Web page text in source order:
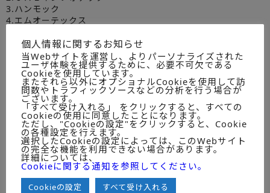
3.ハンモック
4.エムオーテックス
6.蒼天
【ﾊﾞｯｸｱｯﾌﾟ･ｸﾗｽﾀﾘﾝｸﾞパッケージ系ベンダー】
1.シマンテック
2.デル・ソフトウェア
3.オープンテキスト
4.東芝ソリューション
5.ｼｰﾃｨｰｼｰ・ｴｽピー
6.サイオステクノロジー
7.ラネクシー
8.ａｒｃｓｅｒｖｅ Ｊａｐａｎ
9.アクロニス
10.オートノミー
11.ノベル
個人情報に関するお知らせ
当Webサイトを運営し、よりパーソナライズされた
ユーザ体験を提供するために、必要不可欠である
Cookieを使用しています。
またそれら以外にオプショナルCookieを使用して訪
問数やトラフィックソースなどの分析を行う場合が
ございます。
「すべて受け入れる」 をクリックすると、すべての
Cookieの使用に同意したことになります。
ただし、"Cookieの設定"をクリックすると、Cookie
の各種設定を行えます。
選択したCookieの設定によっては、このWebサイト
の完全な機能を利用できない場合があります。
詳細については、
Cookieに関する通知を参照してください。
Cookieの設定 すべて受け入れる